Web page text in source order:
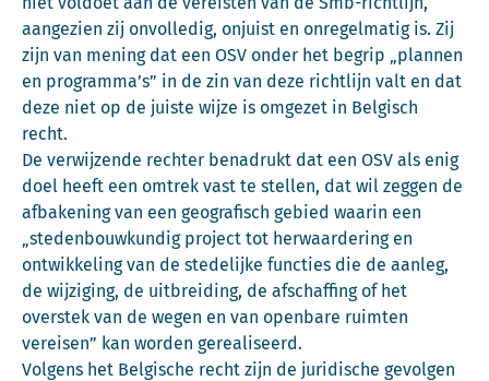
aangezien zij onvolledig, onjuist en onregelmatig is. Zij
zijn van mening dat een OSV onder het begrip „plannen
en programma’s” in de zin van deze richtlijn valt en dat
deze niet op de juiste wijze is omgezet in Belgisch
recht.
De verwijzende rechter benadrukt dat een OSV als enig
doel heeft een omtrek vast te stellen, dat wil zeggen de
afbakening van een geografisch gebied waarin een
„stedenbouwkundig project tot herwaardering en
ontwikkeling van de stedelijke functies die de aanleg,
de wijziging, de uitbreiding, de afschaffing of het
overstek van de wegen en van openbare ruimten
vereisen” kan worden gerealiseerd.
Volgens het Belgische recht zijn de juridische gevolgen